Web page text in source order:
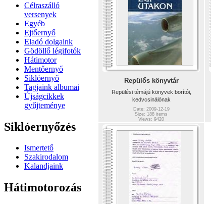
Célraszálló
versenyek
Egyéb
Ejtőernyő
Eladó dolgaink
Gödöllő légifotók
Hátimotor
Mentőernyő
Siklóernyő
Tagjaink albumai
Újságcikkek
gyűjteménye
Siklóernyőzés
Ismertető
Szakirodalom
Kalandjaink
Hátimotorozás
Repülős könyvtár
Repülési témájú könyvek borítói,
kedvcsinálónak
Date: 2009-12-19
Size: 188 items
Views: 9420